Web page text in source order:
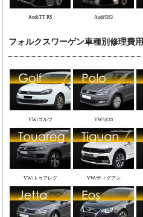
Audi/TT RS Audi/RS3
フォルクスワーゲン車種別修理費
VW/ゴルフ VW/ポロ
VW/トゥアレグ VW/ティグアン